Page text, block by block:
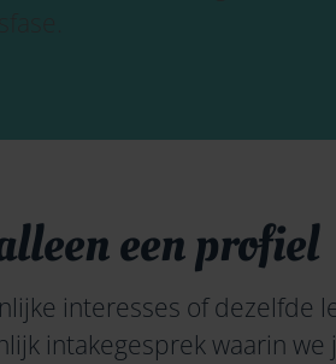
een profiel
interesses of dezelfde
intakegesprek waarin we